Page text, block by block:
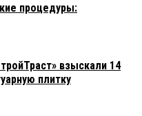
процедуры:
взыскали 14
плитку